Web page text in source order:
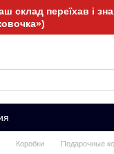
переїхав і
Коробки Подарочные